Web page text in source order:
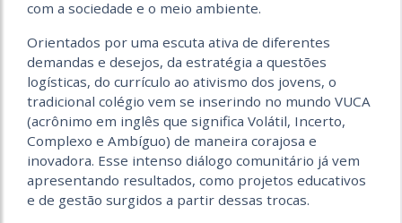
com a sociedade e o meio ambiente.
Orientados por uma escuta ativa de diferentes
demandas e desejos, da estratégia a questões
logísticas, do currículo ao ativismo dos jovens, o
tradicional colégio vem se inserindo no mundo VUCA
(acrônimo em inglês que significa Volátil, Incerto,
Complexo e Ambíguo) de maneira corajosa e
inovadora. Esse intenso diálogo comunitário já vem
apresentando resultados, como projetos educativos
e de gestão surgidos a partir dessas trocas.